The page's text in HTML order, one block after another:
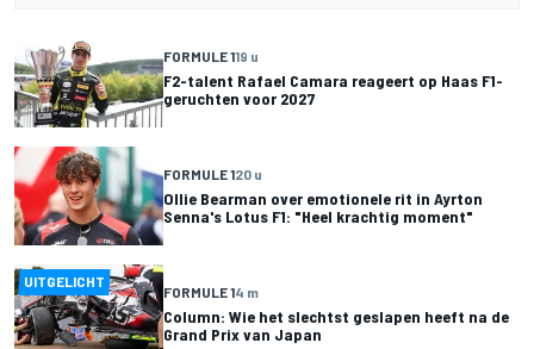
FORMULE 119 u
F2-talent Rafael Camara reageert op Haas F1-
geruchten voor 2027
FORMULE 120 u
Ollie Bearman over emotionele rit in Ayrton
Senna's Lotus F1: "Heel krachtig moment"
UITGELICHT
FORMULE 14 m
Column: Wie het slechtst geslapen heeft na de
Grand Prix van Japan